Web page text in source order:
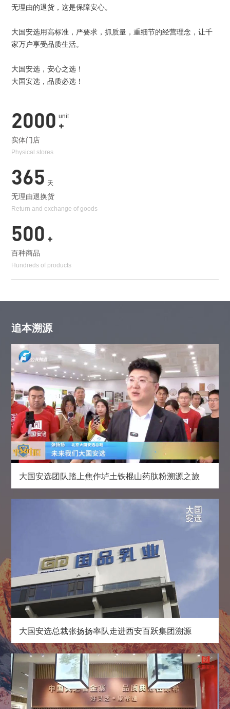
无理由的退货，这是保障安心。
大国安选用高标准，严要求，抓质量，重细节的经营理念，让千
家万户享受品质生活。
大国安选，安心之选！
大国安选，品质必选！
2000 unit
+
实体门店
Physical stores
365 天
无理由退换货
Return and exchange of goods
500 +
百种商品
Hundreds of products
追本溯源
大国安选团队踏上焦作垆土铁棍山药肽粉溯源之旅
大国安选总裁张扬扬率队走进西安百跃集团溯源